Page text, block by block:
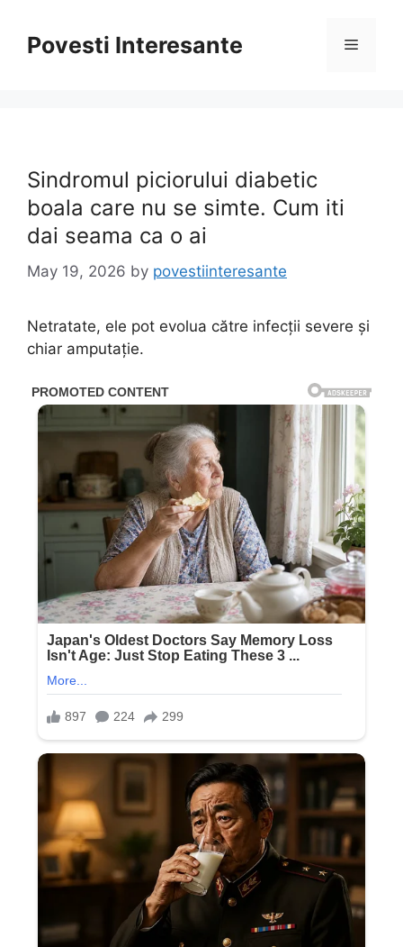
contentPovesti Interesante Menu
Sindromul piciorului diabetic
boala care nu se simte. Cum iti
dai seama ca o ai
May 19, 2026 by povestiinteresante
Netratate, ele pot evolua către infecții severe și
chiar amputație.